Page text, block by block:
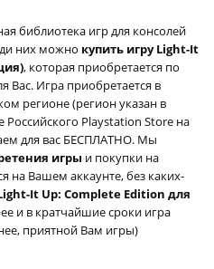
библиотека игр для консолей
них можно купить игру Light-It
, которая приобретается по
Вас. Игра приобретается в
регионе (регион указан в
Российского Playstation Store на
для вас БЕСПЛАТНО. Мы
игры и покупки на
на Вашем аккаунте, без каких-
It Up: Complete Edition для
и в кратчайшие сроки игра
приятной Вам игры)